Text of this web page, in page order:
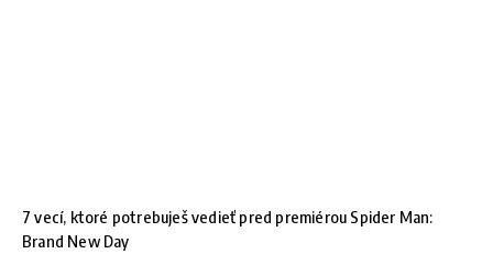
7 vecí, ktoré potrebuješ vedieť pred premiérou Spider Man:
Brand New Day